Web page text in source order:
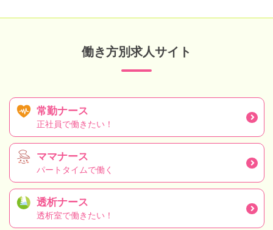
働き方別求人サイト
常勤ナース
正社員で働きたい！
ママナース
パートタイムで働く
透析ナース
透析室で働きたい！